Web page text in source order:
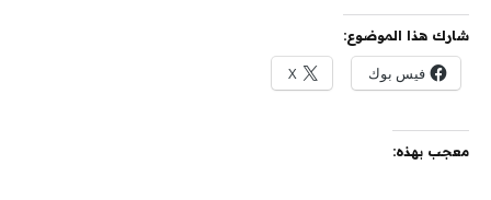
شارك هذا الموضوع:
فيس بوك X
معجب بهذه: